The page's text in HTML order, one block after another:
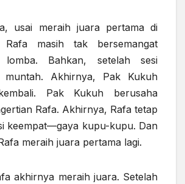
usai meraih juara pertama di
Rafa masih tak bersemangat
lomba. Bahkan, setelah sesi
muntah. Akhirnya, Pak Kukuh
Pak Kukuh berusaha
Rafa. Akhirnya, Rafa tetap
keempat—gaya kupu-kupu. Dan
meraih juara pertama lagi.
akhirnya meraih juara. Setelah